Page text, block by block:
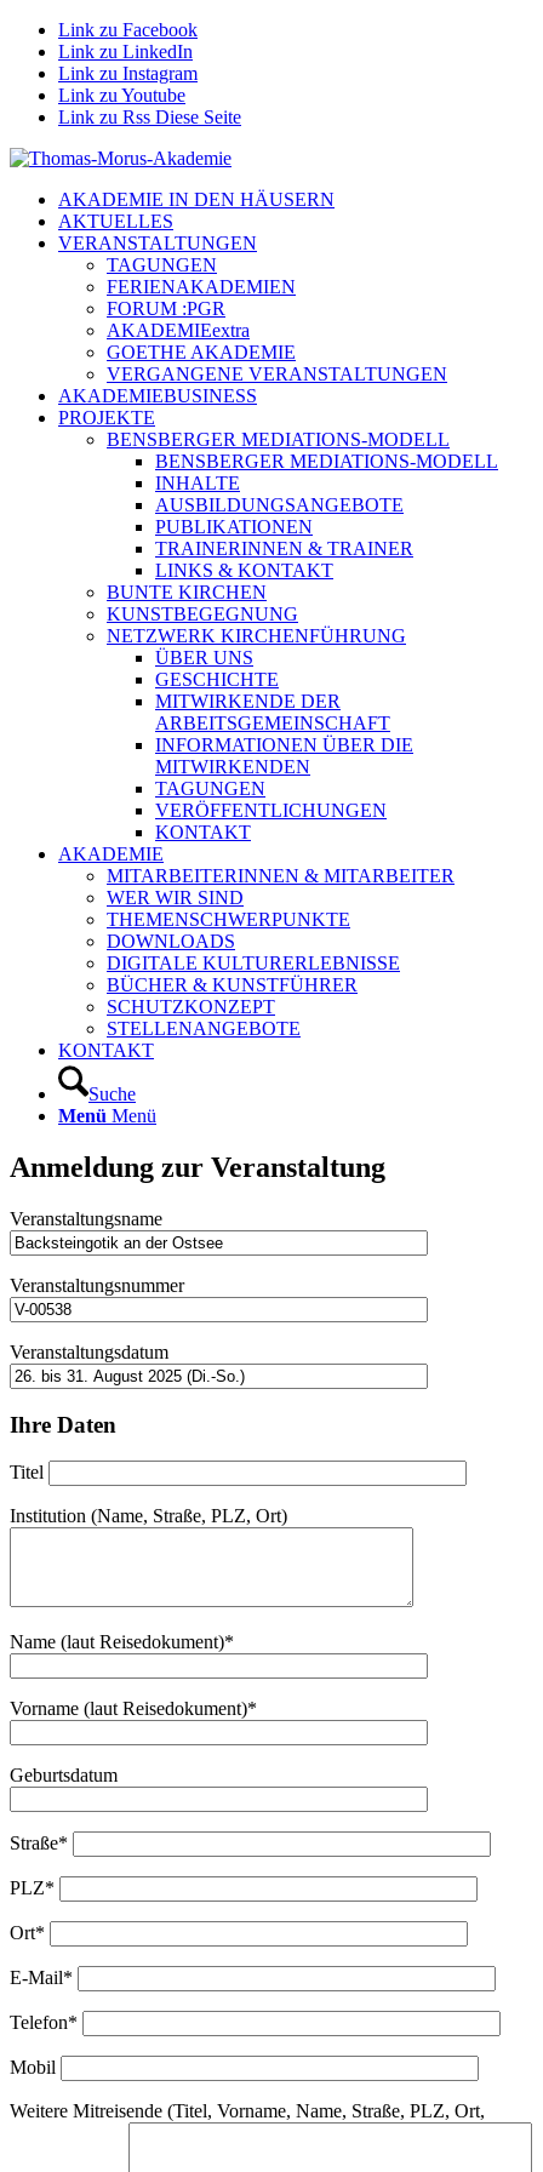
Link zu Facebook
Link zu LinkedIn
Link zu Instagram
Link zu Youtube
Link zu Rss Diese Seite
AKADEMIE IN DEN HÄUSERN
AKTUELLES
VERANSTALTUNGEN
TAGUNGEN
FERIENAKADEMIEN
FORUM :PGR
AKADEMIEextra
GOETHE AKADEMIE
VERGANGENE VERANSTALTUNGEN
AKADEMIEBUSINESS
PROJEKTE
BENSBERGER MEDIATIONS-MODELL
BENSBERGER MEDIATIONS-MODELL
INHALTE
AUSBILDUNGSANGEBOTE
PUBLIKATIONEN
TRAINERINNEN & TRAINER
LINKS & KONTAKT
BUNTE KIRCHEN
KUNSTBEGEGNUNG
NETZWERK KIRCHENFÜHRUNG
ÜBER UNS
GESCHICHTE
MITWIRKENDE DER
ARBEITSGEMEINSCHAFT
INFORMATIONEN ÜBER DIE
MITWIRKENDEN
TAGUNGEN
VERÖFFENTLICHUNGEN
KONTAKT
AKADEMIE
MITARBEITERINNEN & MITARBEITER
WER WIR SIND
THEMENSCHWERPUNKTE
DOWNLOADS
DIGITALE KULTURERLEBNISSE
BÜCHER & KUNSTFÜHRER
SCHUTZKONZEPT
STELLENANGEBOTE
KONTAKT
Suche
Menü Menü
Anmeldung zur Veranstaltung
Veranstaltungsname
Veranstaltungsnummer
Veranstaltungsdatum
Ihre Daten
Titel
Institution (Name, Straße, PLZ, Ort)
Name (laut Reisedokument)*
Vorname (laut Reisedokument)*
Geburtsdatum
Straße*
PLZ*
Ort*
E-Mail*
Telefon*
Mobil
Weitere Mitreisende (Titel, Vorname, Name, Straße, PLZ, Ort,